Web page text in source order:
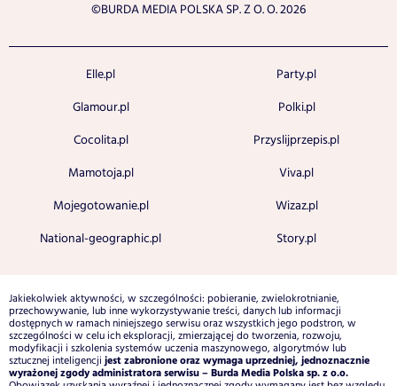
©BURDA MEDIA POLSKA SP. Z O. O. 2026
Elle.pl
Glamour.pl
Cocolita.pl
Mamotoja.pl
Mojegotowanie.pl
National-geographic.pl
Party.pl
Polki.pl
Przyslijprzepis.pl
Viva.pl
Wizaz.pl
Story.pl
Jakiekolwiek aktywności, w szczególności: pobieranie, zwielokrotnianie,
przechowywanie, lub inne wykorzystywanie treści, danych lub informacji
dostępnych w ramach niniejszego serwisu oraz wszystkich jego podstron, w
szczególności w celu ich eksploracji, zmierzającej do tworzenia, rozwoju,
modyfikacji i szkolenia systemów uczenia maszynowego, algorytmów lub
sztucznej inteligencji jest zabronione oraz wymaga uprzedniej, jednoznacznie
wyrażonej zgody administratora serwisu – Burda Media Polska sp. z o.o.